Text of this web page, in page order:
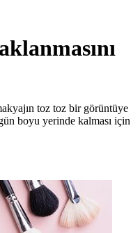
toz toz bir görüntüye
boyu yerinde kalması için